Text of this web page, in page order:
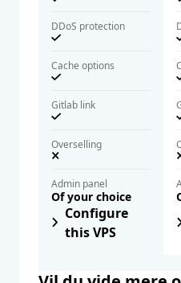
DDoS protection
Cache options
Gitlab link
Overselling
Admin panel
Of your choice
Configure
this VPS